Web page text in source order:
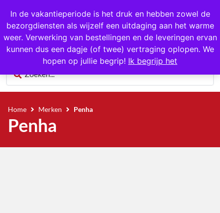
In de vakantieperiode is het druk en hebben zowel de
bezorgdiensten als wijzelf een uitdaging aan het warme
weer. Verwerking van bestellingen en de leveringen ervan
kunnen dus een dagje (of twee) vertraging oplopen. We
hopen op jullie begrip! Ik begrijp het
1000+ producten op voorraad
0
Home Merken Penha
Penha